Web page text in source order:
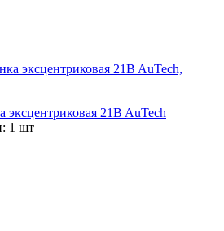
21B AuTech
1 шт